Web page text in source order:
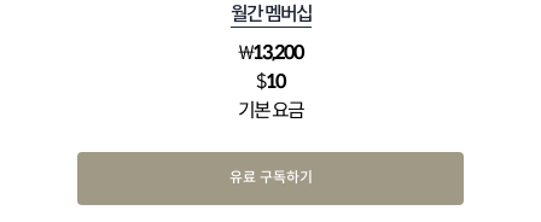
월간 멤버십
₩13,200
$10
기본 요금
유료 구독하기